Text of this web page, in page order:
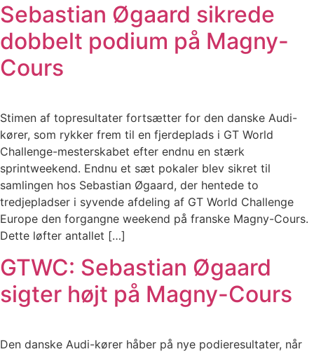
Sebastian Øgaard sikrede
dobbelt podium på Magny-
Cours
Stimen af topresultater fortsætter for den danske Audi-
kører, som rykker frem til en fjerdeplads i GT World
Challenge-mesterskabet efter endnu en stærk
sprintweekend. Endnu et sæt pokaler blev sikret til
samlingen hos Sebastian Øgaard, der hentede to
tredjepladser i syvende afdeling af GT World Challenge
Europe den forgangne weekend på franske Magny-Cours.
Dette løfter antallet […]
GTWC: Sebastian Øgaard
sigter højt på Magny-Cours
Den danske Audi-kører håber på nye podieresultater, når